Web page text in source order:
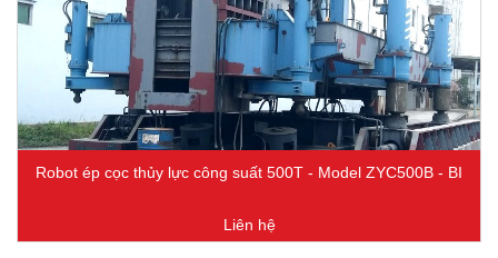
Robot ép cọc thủy lực công suất 500T - Model ZYC500B - BI
Liên hệ